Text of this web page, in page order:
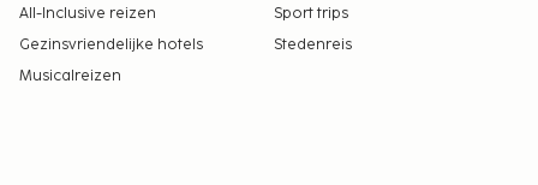
All-Inclusive reizen
Sport trips
Gezinsvriendelijke hotels
Stedenreis
Musicalreizen